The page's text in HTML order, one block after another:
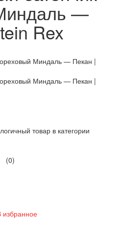
—
Rex
товар в категории
(0)
избранное